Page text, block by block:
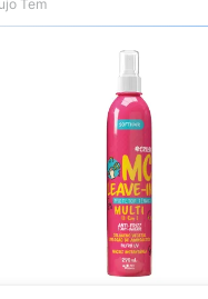
Cabelo